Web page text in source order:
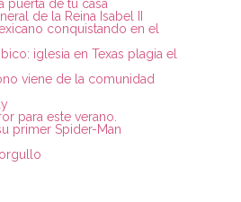
puerta de tu casa
de la Reina Isabel II
conquistando en el
iglesia en Texas plagia el
viene de la comunidad
para este verano.
primer Spider-Man